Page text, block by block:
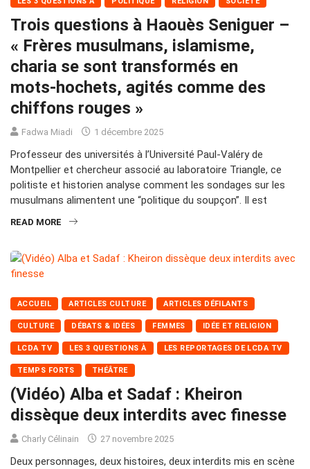
Trois questions à Haouès Seniguer –
« Frères musulmans, islamisme,
charia se sont transformés en
mots‑hochets, agités comme des
chiffons rouges »
Fadwa Miadi 1 décembre 2025
Professeur des universités à l’Université Paul-Valéry de
Montpellier et chercheur associé au laboratoire Triangle, ce
politiste et historien analyse comment les sondages sur les
musulmans alimentent une “politique du soupçon”. Il est
READ MORE
ACCUEIL ARTICLES CULTURE ARTICLES DÉFILANTS
CULTURE DÉBATS & IDÉES FEMMES IDÉE ET RELIGION
LCDA TV LES 3 QUESTIONS À LES REPORTAGES DE LCDA TV
TEMPS FORTS THÉÂTRE
(Vidéo) Alba et Sadaf : Kheiron
dissèque deux interdits avec finesse
Charly Célinain 27 novembre 2025
Deux personnages, deux histoires, deux interdits mis en scène